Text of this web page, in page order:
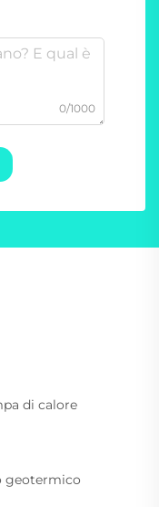
0/1000
di calore
geotermico